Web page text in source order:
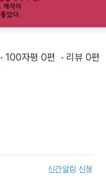
100자평 0편 리뷰 0편
신간알림 신청